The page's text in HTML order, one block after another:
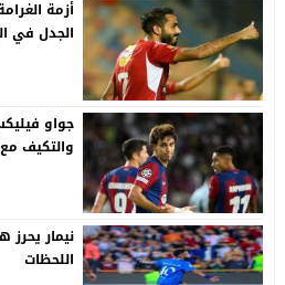
أزمة
الجدل في
جواو
والتكيف
نيمار
اللحظات